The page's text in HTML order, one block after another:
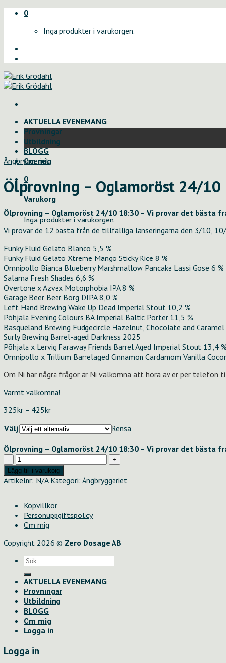
Skip
0
Inga produkter i varukorgen.
AKTUELLA EVENEMANG
Provningar
Utbildning
BLOGG
Om mig
0
Varukorg
Inga produkter i varukorgen.
Ångbryggeriet
Ölprovning – Oglamoröst 24/
Ölprovning – Oglamoröst 24/10 18:30 – Vi provar det bästa
Vi provar de 12 bästa från de tillfälliga lanseringarna den 3/10,
Funky Fluid Gelato Blanco 5,5 %
Funky Fluid Gelato Xtreme Mango Sticky Rice 8 %
Omnipollo Bianca Blueberry Marshmallow Pancake Lassi Gose 6 %
Salama Fresh Shades 6,6 %
Overtone x Azvex Motorphobia IPA 8 %
Garage Beer Beer Borg DIPA 8,0 %
Left Hand Brewing Wake Up Dead Imperial Stout 10,2 %
Põhjala Evening Colours BA Imperial Baltic Porter 11,5 %
Basqueland Brewing Fudgecircle Hazelnut, Chocolate and
Surly Brewing Barrel-aged Darkness 2025
Põhjala x Lervig Faraway Friends Barrel Aged Imperial Stout 13,4 %
Omnipollo x Trillium Barrelaged Cinnamon Cardamom Vanilla
Om Ni har några frågor är Ni välkomna att höra av er per
Varmt välkomna!
325kr – 425krPrisintervall:
till
Välj Rensa
Ölprovning – Oglamoröst 24/10 18:30 – Vi provar det bästa
Ölprovning
-
Oglamoröst
-
Vi
provar
bästa
från
TS
3/10,
10/10
och
17/10
mängd
Lägg till i varukorg
Artikelnr: N/A Kategori: Ångbryggeriet
Köpvillkor
Personuppgiftspolicy
Om mig
Copyright 2026 © Zero Dosage AB
Sök
efter:
AKTUELLA EVENEMANG
Provningar
Utbildning
BLOGG
Om mig
Logga in
Logga in